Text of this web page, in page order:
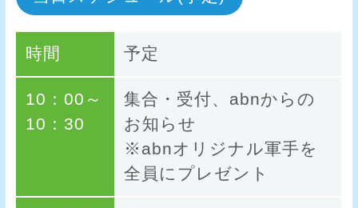
時間 予定
10：00～
10：30
集合・受付、abnからの
お知らせ
※abnオリジナル軍手を
全員にプレゼント